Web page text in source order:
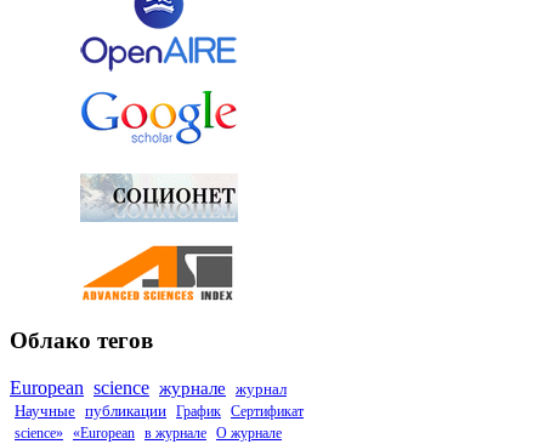
Облако тегов
European science журнале журнал
Научные публикации График Сертификат
science» «European в журнале О журнале